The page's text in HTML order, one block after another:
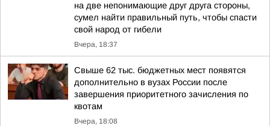
на две непонимающие друг друга стороны,
сумел найти правильный путь, чтобы спасти
свой народ от гибели
Вчера, 18:37
Свыше 62 тыс. бюджетных мест появятся
дополнительно в вузах России после
завершения приоритетного зачисления по
квотам
Вчера, 18:08